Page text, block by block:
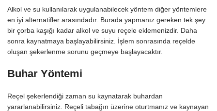
Alkol ve su kullanılarak uygulanabilecek yöntem diğer yöntemlere
en iyi alternatifler arasındadır. Burada yapmanız gereken tek şey
bir çorba kaşığı kadar alkol ve suyu reçele eklemenizdir. Daha
sonra kaynatmaya başlayabilirsiniz. İşlem sonrasında reçelde
oluşan şekerlenme sorunu geçmeye başlayacaktır.
Buhar Yöntemi
Reçel şekerlendiği zaman su kaynatarak buhardan
yararlanabilirsiniz. Reçeli tabağın üzerine oturtmanız ve kaynayan